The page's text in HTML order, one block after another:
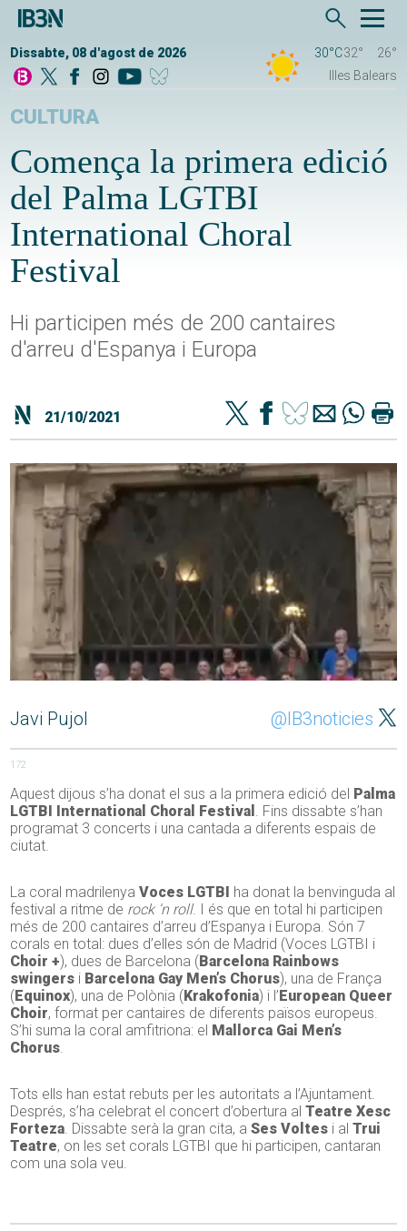
Dissabte, 08 d'agost de 2026 30°C32°
26°
Illes Balears
CULTURA
Comença la primera edició
del Palma LGTBI
International Choral
Festival
Hi participen més de 200 cantaires
d'arreu d'Espanya i Europa
21/10/2021
Javi Pujol @IB3noticies
172
Aquest dijous s’ha donat el sus a la primera edició del Palma
LGTBI International Choral Festival . Fins dissabte s’han
programat 3 concerts i una cantada a diferents espais de
ciutat.
La coral madrilenyaVoces LGTBI
ha donat la benvinguda al
festival a ritme de rock ‘n roll. I és que en total hi participen
més de 200 cantaires d’arreu d’Espanya i Europa. Són 7
corals en total: dues d’elles són de Madrid (Voces LGTBI i
Choir +), dues de Barcelona ( Barcelona Rainbows
swingers i Barcelona Gay Men’s Chorus), una de França
( Equinox), una de Polònia ( Krakofonia) i l’ European Queer
Choir, format per cantaires de diferents països europeus.
S’hi suma la coral amfitriona: el Mallorca Gai Men’s
Chorus.
Tots ells han estat rebuts per les autoritats a l’Ajuntament.
Després, s’ha celebrat el concert d’obertura alTeatre Xesc
Forteza. Dissabte serà la gran cita, aSes Voltes i alTrui
Teatre, on les set corals LGTBI que hi participen, cantaran
com una sola veu.